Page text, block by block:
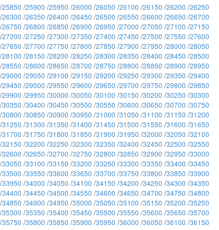
/25850 /25900 /25950 /26000 /26050 /26100 /26150 /26200 /26250
/26300 /26350 /26400 /26450 /26500 /26550 /26600 /26650 /26700
/26750 /26800 /26850 /26900 /26950 /27000 /27050 /27100 /27150
/27200 /27250 /27300 /27350 /27400 /27450 /27500 /27550 /27600
/27650 /27700 /27750 /27800 /27850 /27900 /27950 /28000 /28050
/28100 /28150 /28200 /28250 /28300 /28350 /28400 /28450 /28500
/28550 /28600 /28650 /28700 /28750 /28800 /28850 /28900 /28950
/29000 /29050 /29100 /29150 /29200 /29250 /29300 /29350 /29400
/29450 /29500 /29550 /29600 /29650 /29700 /29750 /29800 /29850
/29900 /29950 /30000 /30050 /30100 /30150 /30200 /30250 /30300
/30350 /30400 /30450 /30500 /30550 /30600 /30650 /30700 /30750
/30800 /30850 /30900 /30950 /31000 /31050 /31100 /31150 /31200
/31250 /31300 /31350 /31400 /31450 /31500 /31550 /31600 /31650
/31700 /31750 /31800 /31850 /31900 /31950 /32000 /32050 /32100
/32150 /32200 /32250 /32300 /32350 /32400 /32450 /32500 /32550
/32600 /32650 /32700 /32750 /32800 /32850 /32900 /32950 /33000
/33050 /33100 /33150 /33200 /33250 /33300 /33350 /33400 /33450
/33500 /33550 /33600 /33650 /33700 /33750 /33800 /33850 /33900
/33950 /34000 /34050 /34100 /34150 /34200 /34250 /34300 /34350
/34400 /34450 /34500 /34550 /34600 /34650 /34700 /34750 /34800
/34850 /34900 /34950 /35000 /35050 /35100 /35150 /35200 /35250
/35300 /35350 /35400 /35450 /35500 /35550 /35600 /35650 /35700
/35750 /35800 /35850 /35900 /35950 /36000 /36050 /36100 /36150